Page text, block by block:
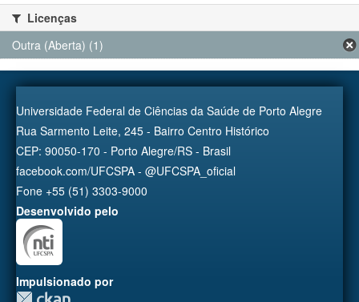
Licenças
Outra (Aberta) (1)
Universidade Federal de Ciências da Saúde de Porto Alegre
Rua Sarmento Leite, 245 - Bairro Centro Histórico
CEP: 90050-170 - Porto Alegre/RS - Brasil
facebook.com/UFCSPA - @UFCSPA_oficial
Fone +55 (51) 3303-9000
Desenvolvido pelo
Impulsionado por